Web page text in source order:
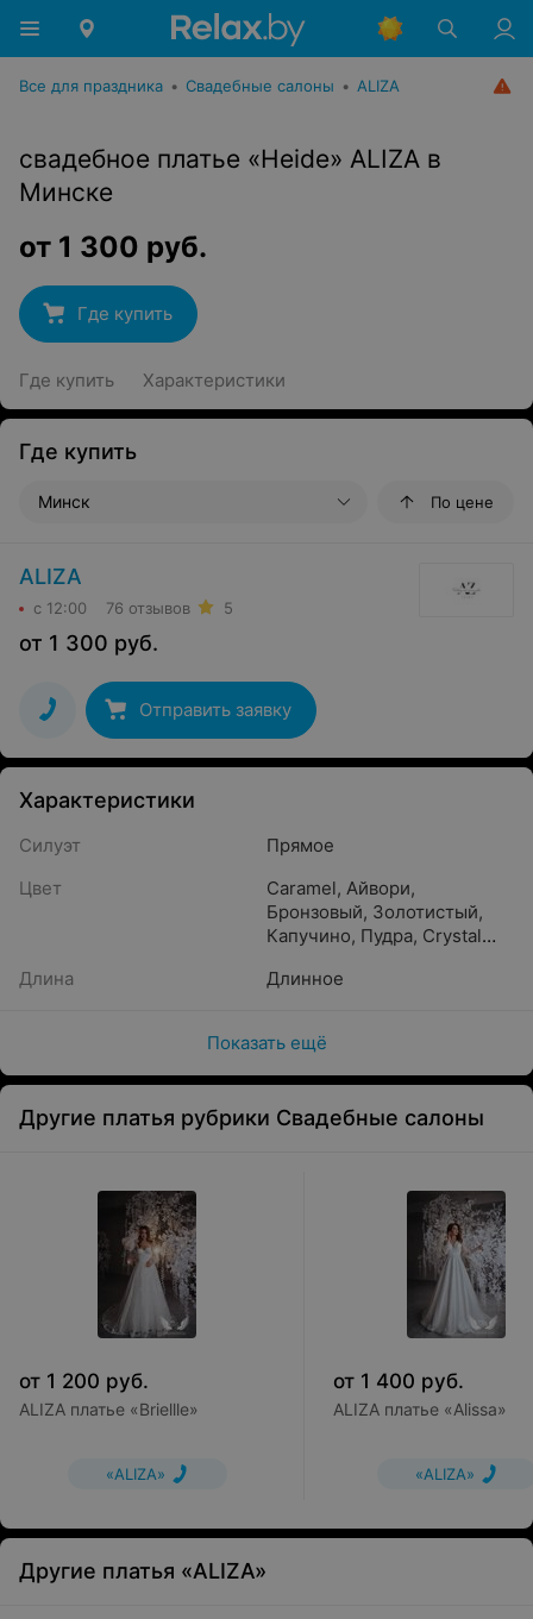
Все для праздника • Свадебные салоны • ALIZA
свадебное платье «Heide» ALIZA в
Минске
от 1 300 руб.
Где купить
Где купить Характеристики
Где купить
Минск По цене
ALIZA
с 12:00 76 отзывов 5
от 1 300 руб.
Отправить заявку
Характеристики
Силуэт
Прямое
Цвет
Caramel, Айвори,
Бронзовый, Золотистый,
Капучино, Пудра, Crystal
Песочный
Прозрачный
розовый
Длина Длинное
Показать ещё
Другие платья рубрики Свадебные салоны
от 1 200 руб.
ALIZA платье «Briellle»
«ALIZA»
от 1 400 руб.
ALIZA платье «Alissa»
«ALIZA»
Другие платья «ALIZA»